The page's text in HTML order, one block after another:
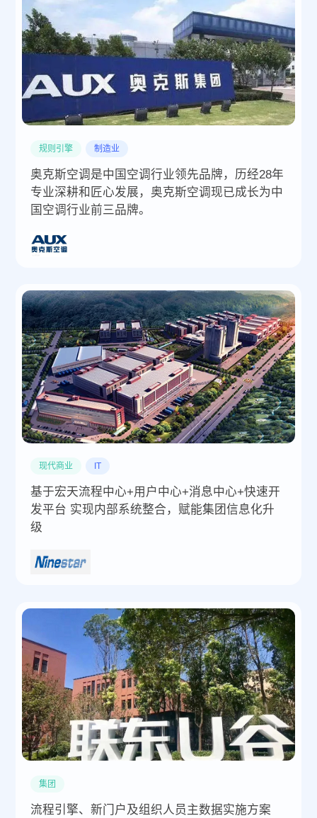
规则引擎 制造业
奥克斯空调是中国空调行业领先品牌，历经28年
专业深耕和匠心发展，奥克斯空调现已成长为中
国空调行业前三品牌。
现代商业 IT
基于宏天流程中心+用户中心+消息中心+快速开
发平台 实现内部系统整合，赋能集团信息化升
级
集团
流程引擎、新门户及组织人员主数据实施方案